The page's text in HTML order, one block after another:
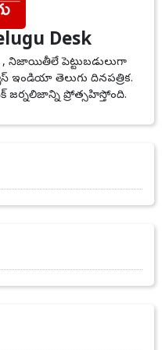
Desk
, నిజాయితీలే పెట్టుబడులుగా
ఇండియా తెలుగు దినపత్రిక.
ప్రోత్సహిస్తోంది.